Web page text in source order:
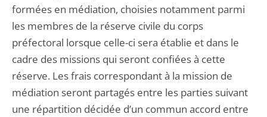
formées en médiation, choisies notamment parmi
les membres de la réserve civile du corps
préfectoral lorsque celle-ci sera établie et dans le
cadre des missions qui seront confiées à cette
réserve. Les frais correspondant à la mission de
médiation seront partagés entre les parties suivant
une répartition décidée d’un commun accord entre